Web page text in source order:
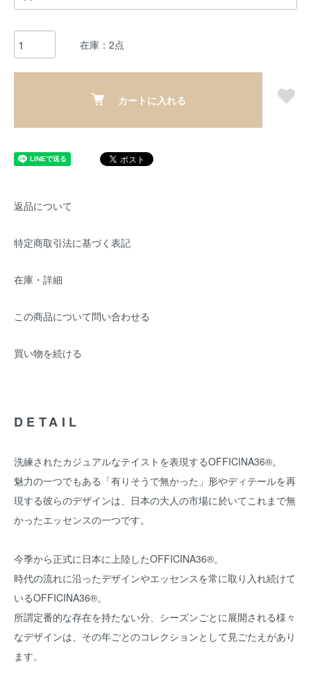
在庫：2点
カートに入れる
返品について
特定商取引法に基づく表記
在庫・詳細
この商品について問い合わせる
買い物を続ける
DETAIL
洗練されたカジュアルなテイストを表現するOFFICINA36®。
魅力の一つでもある「有りそうで無かった」形やディテールを再
現する彼らのデザインは、日本の大人の市場に於いてこれまで無
かったエッセンスの一つです。
今季から正式に日本に上陸したOFFICINA36®。
時代の流れに沿ったデザインやエッセンスを常に取り入れ続けて
いるOFFICINA36®。
所謂定番的な存在を持たない分、シーズンごとに展開される様々
なデザインは、その年ごとのコレクションとして見ごたえがあり
ます。